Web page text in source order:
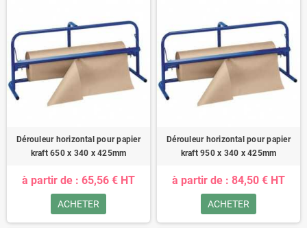
Dérouleur horizontal pour papier
kraft 650 x 340 x 425mm
à partir de : 65,56 € HT
ACHETER
Dérouleur horizontal pour papier
kraft 950 x 340 x 425mm
à partir de : 84,50 € HT
ACHETER